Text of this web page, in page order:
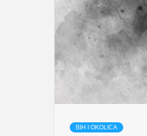
BIH I OKOLICA